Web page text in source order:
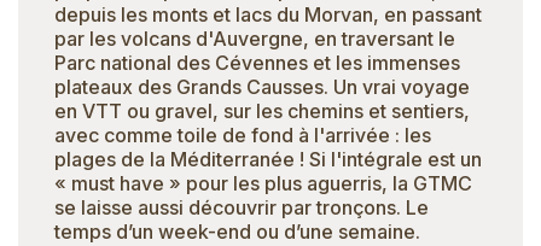
depuis les monts et lacs du Morvan, en passant
par les volcans d'Auvergne, en traversant le
Parc national des Cévennes et les immenses
plateaux des Grands Causses. Un vrai voyage
en VTT ou gravel, sur les chemins et sentiers,
avec comme toile de fond à l'arrivée : les
plages de la Méditerranée ! Si l'intégrale est un
« must have » pour les plus aguerris, la GTMC
se laisse aussi découvrir par tronçons. Le
temps d’un week-end ou d’une semaine.